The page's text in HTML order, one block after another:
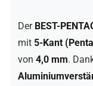
Der BEST-
mit 5-Kant
von 4,0 mm.